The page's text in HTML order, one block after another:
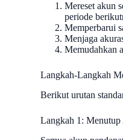
Mereset akun
periode
Memperbarui
Menjaga
Memudahkan
Langkah-Langkah
Berikut urutan
Langkah 1: Menutup